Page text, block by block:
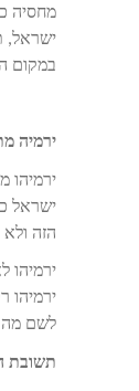
מחסיה
ישראל,
במקום
ירמיה
ירמיהו
ישראל
הזה
ירמיהו
ירמיהו
לשם מה
תשובת